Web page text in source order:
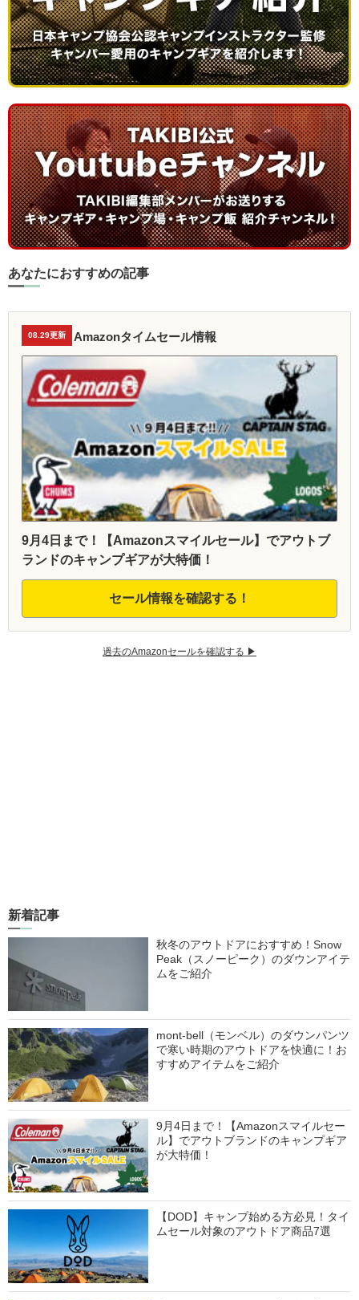
あなたにおすすめの記事
08.29更新 Amazonタイムセール情報
9月4日まで！【Amazonスマイルセール】でアウトブ
ランドのキャンプギアが大特価！
セール情報を確認する！
過去のAmazonセールを確認する ▶︎
新着記事
秋冬のアウトドアにおすすめ！Snow
Peak（スノーピーク）のダウンアイテ
ムをご紹介
mont-bell（モンベル）のダウンパンツ
で寒い時期のアウトドアを快適に！お
すすめアイテムをご紹介
9月4日まで！【Amazonスマイルセー
ル】でアウトブランドのキャンプギア
が大特価！
【DOD】キャンプ始める方必見！タイ
ムセール対象のアウトドア商品7選